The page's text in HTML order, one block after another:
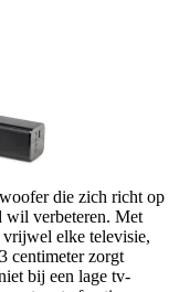
die zich richt op
wil verbeteren. Met
vrijwel elke televisie,
centimeter zorgt
bij een lage tv-